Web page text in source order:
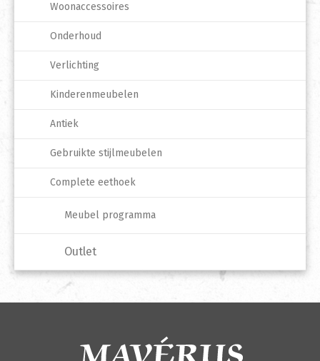
Woonaccessoires
Onderhoud
Verlichting
Kinderenmeubelen
Antiek
Gebruikte stijlmeubelen
Complete eethoek
Meubel programma
Outlet